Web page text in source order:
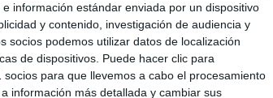
información estándar enviada por un dispositivo
y contenido, investigación de audiencia y
socios podemos utilizar datos de localización
de dispositivos. Puede hacer clic para
para que llevemos a cabo el procesamiento
información más detallada y cambiar sus